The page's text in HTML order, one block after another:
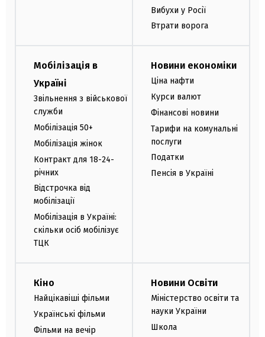
Вибухи у Росії
Втрати ворога
Мобілізація в
Україні
Звільнення з військової
служби
Мобілізація 50+
Мобілізація жінок
Контракт для 18-24-
річних
Відстрочка від
мобілізації
Мобілізація в Україні:
скільки осіб мобілізує
ТЦК
Новини економіки
Ціна нафти
Курси валют
Фінансові новини
Тарифи на комунальні
послуги
Податки
Пенсія в Україні
Кіно
Найцікавіші фільми
Українські фільми
Фільми на вечір
Новини Освіти
Міністерство освіти та
науки України
Школа